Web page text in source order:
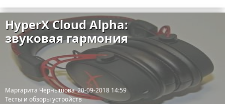
HyperX Cloud Alpha:
звуковая гармония
Маргарита Чернышова 20-09-2018 14:59
Тесты и обзоры устройств